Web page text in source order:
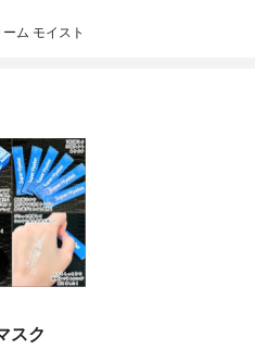
ム モイスト
スク